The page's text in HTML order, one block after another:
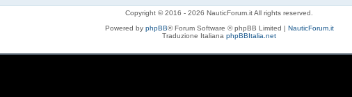
Copyright © 2016 - 2026 NauticForum.it All rights reserved.
Powered by phpBB® Forum Software © phpBB Limited | NauticForum.it
Traduzione Italiana phpBBItalia.net